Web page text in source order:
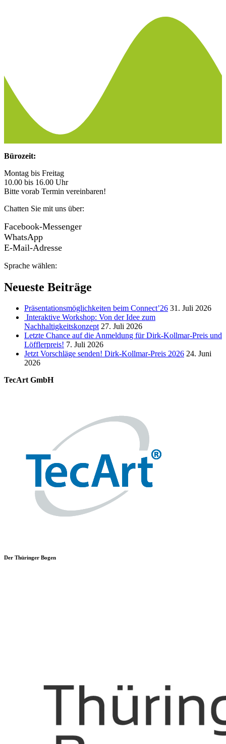
Bürozeit:
Montag bis Freitag
10.00 bis 16.00 Uhr
Bitte vorab Termin vereinbaren!
Chatten Sie mit uns über:
Facebook-Messenger
WhatsApp
E-Mail-Adresse
Sprache wählen:
Neueste Beiträge
Präsentationsmöglichkeiten beim Connect’26 31. Juli 2026
Interaktive Workshop: Von der Idee zum
Nachhaltigkeitskonzept 27. Juli 2026
Letzte Chance auf die Anmeldung für Dirk-Kollmar-Preis und
Löfflerpreis! 7. Juli 2026
Jetzt Vorschläge senden! Dirk-Kollmar-Preis 2026 24. Juni
2026
TecArt GmbH
Der Thüringer Bogen